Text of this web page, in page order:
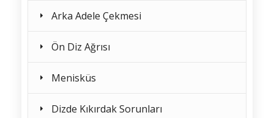
Arka Adele Çekmesi
Ön Diz Ağrısı
Menisküs
Dizde Kıkırdak Sorunları